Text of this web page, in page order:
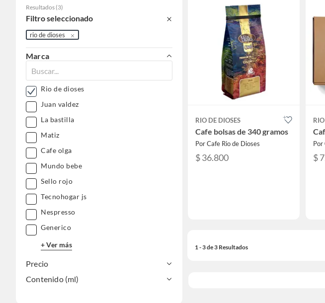
Resultados (3)
Filtro seleccionado
rio de dioses
Marca
Rio de dioses
Juan valdez
La bastilla
Matiz
Cafe olga
Mundo bebe
Sello rojo
Tecnohogar js
Nespresso
Generico
+ Ver más
Precio
Contenido (ml)
RIO DE DIOSES
Cafe bolsas de 340 gramos
Por Cafe Rio de Dioses
$ 36.800
Por
$
1 - 3 de 3 Resultados